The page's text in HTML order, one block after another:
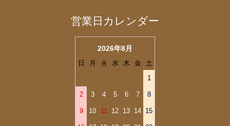
営業日カレンダー
2026年8月
日 月 火 水 木 金
土
1
2 3 4 5 6 7 8
9 10 11 12 13 14 15